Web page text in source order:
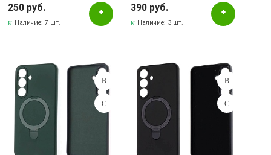
250 руб.
Наличие:7 шт.
серый
390 руб.
Наличие: 3 шт.